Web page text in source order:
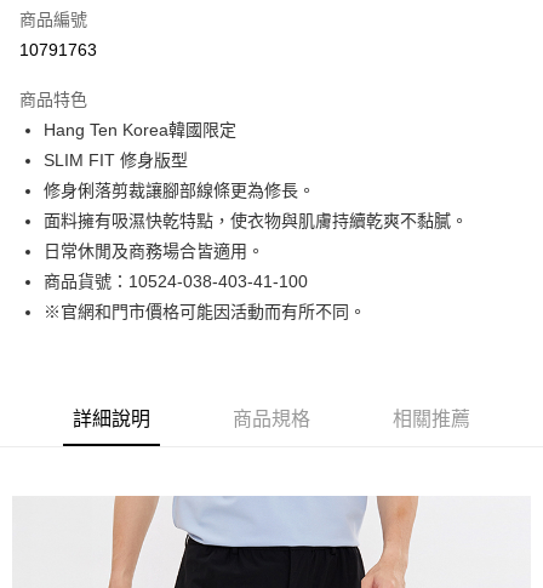
LINE Pay
街口支付
悠遊付
Google Pay
貨到付款
運送方式
商品編號
10791763
商品特色
Hang Ten Korea韓國限定
SLIM FIT 修身版型
修身俐落剪裁讓腳部線條更為修長。
面料擁有吸濕快乾特點，使衣物與肌膚持續乾爽不黏膩。
日常休閒及商務場合皆適用。
商品貨號：10524-038-403-41-100
※官網和門市價格可能因活動而有所不同。
詳細說明 商品規格 相關推薦